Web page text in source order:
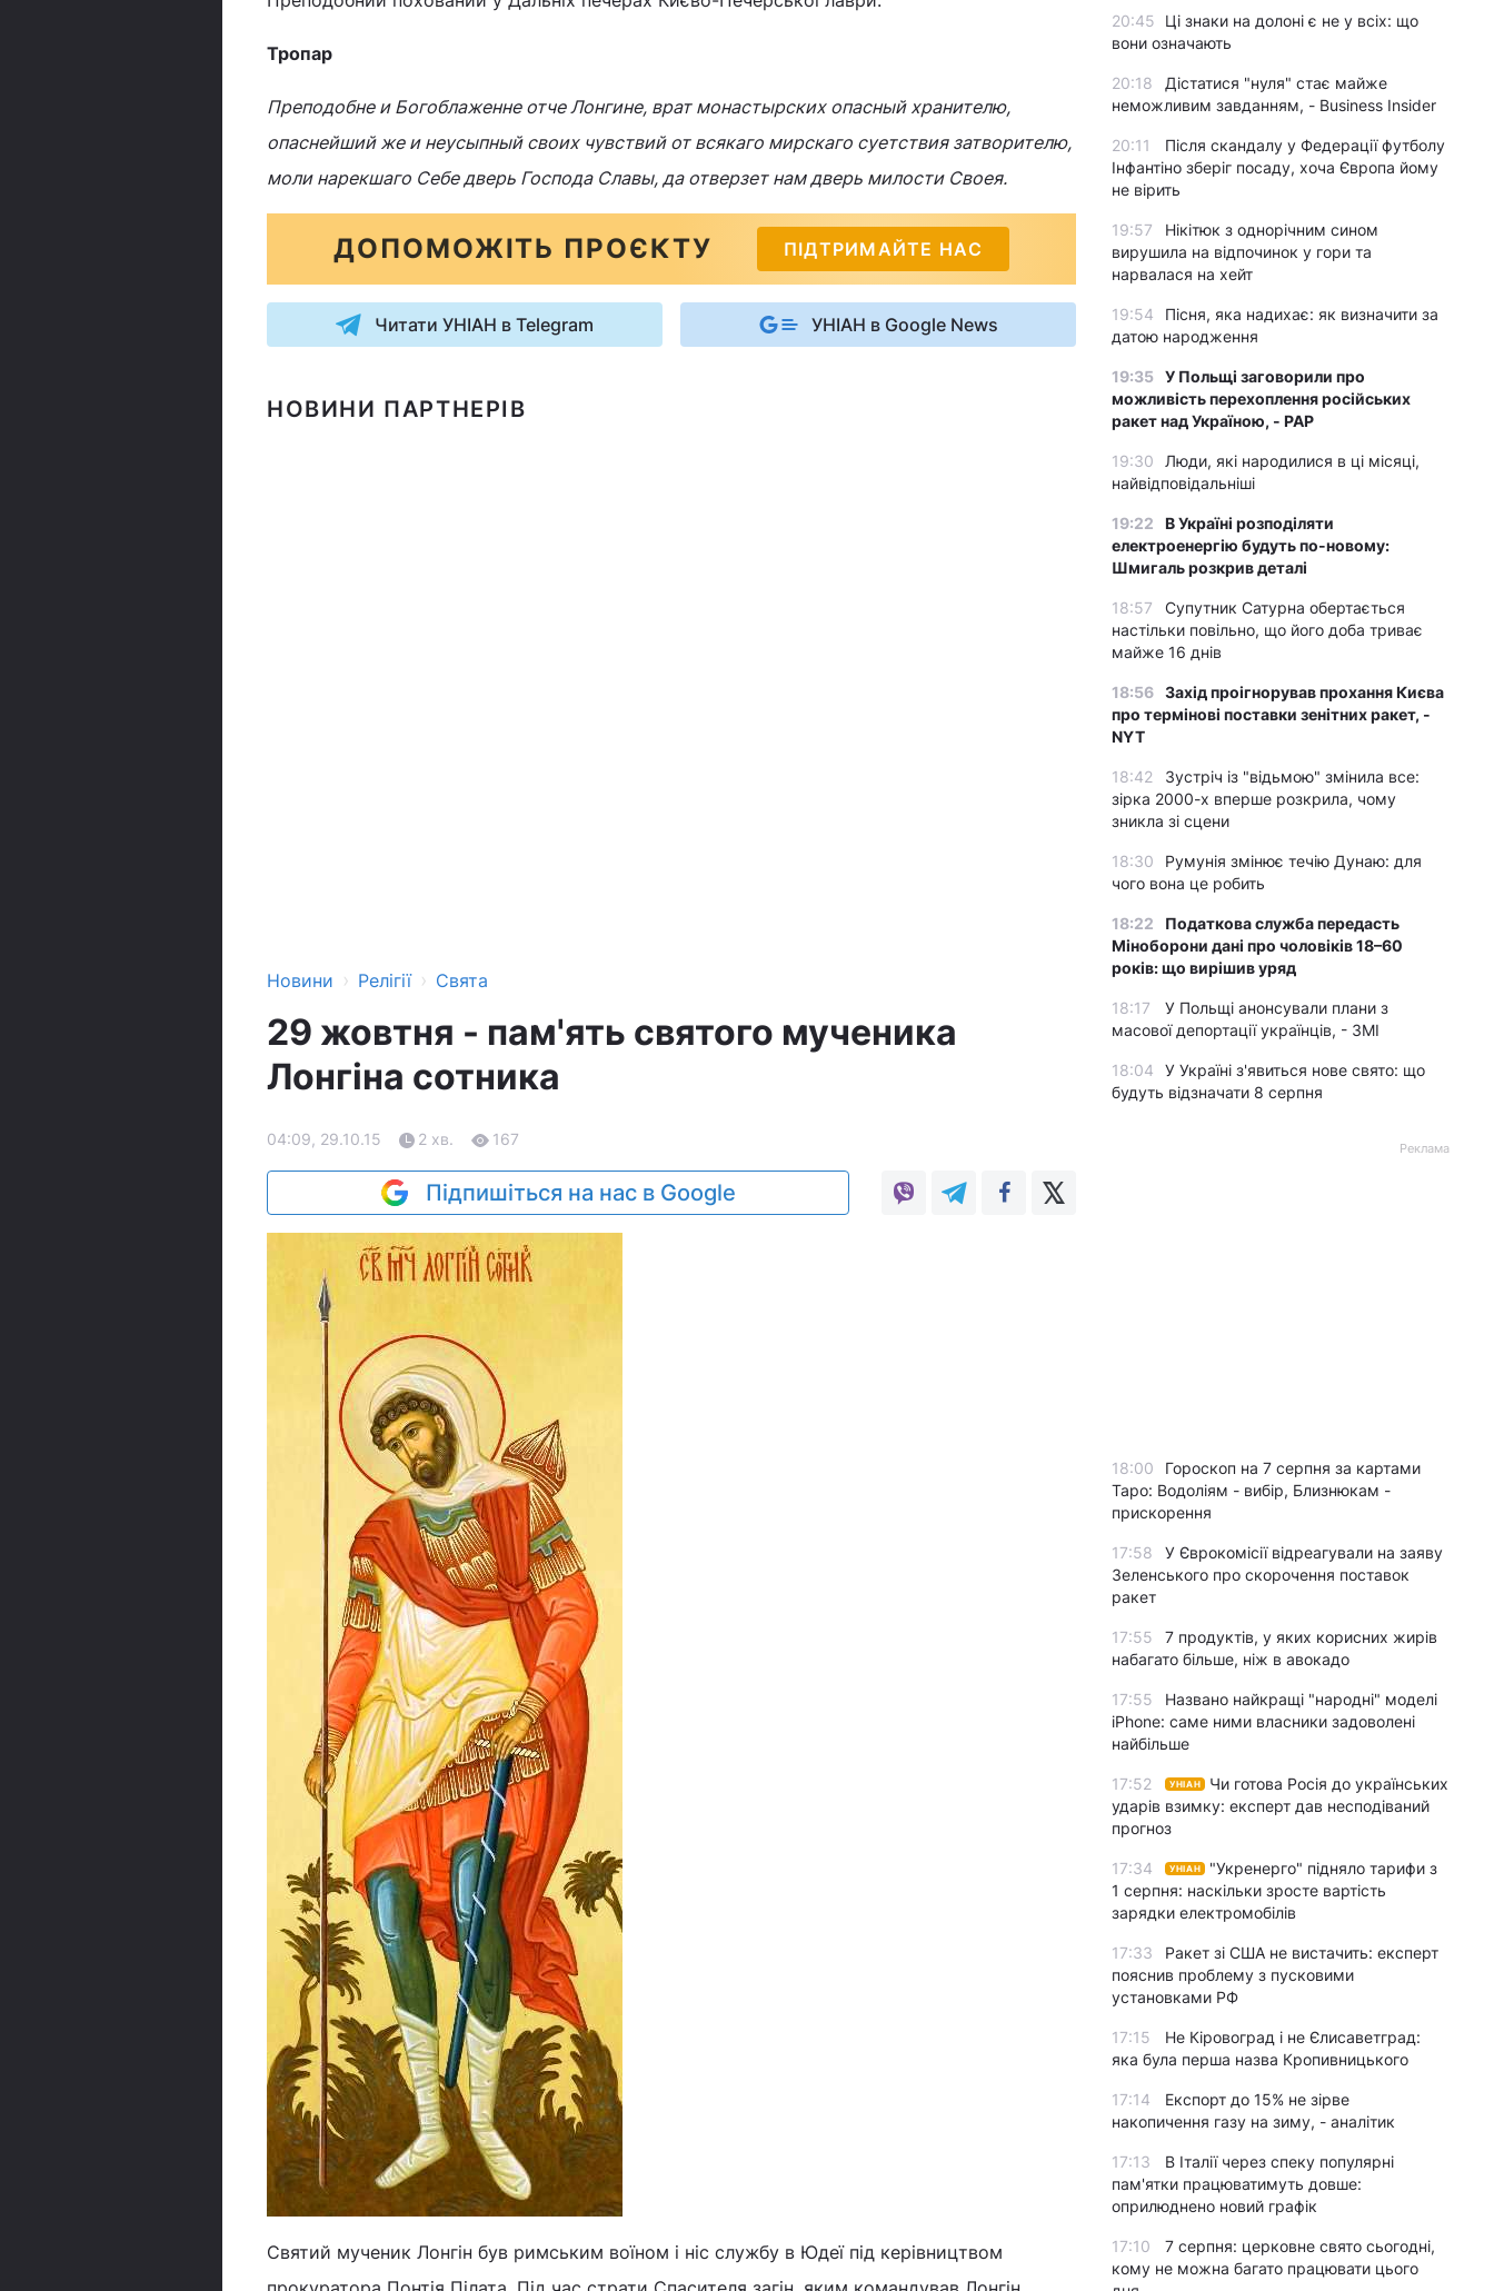
Тропар
Преподобне и Богоблаженне отче Лонгине, врат монастырских опасный хранителю,
опаснейший же и неусыпный своих чувствий от всякаго мирскаго суетствия затворителю,
моли нарекшаго Себе дверь Господа Славы, да отверзет нам дверь милости Своея.
ДОПОМОЖІТЬ ПРОЄКТУ ПІДТРИМАЙТЕ НАС
Читати УНІАН в Telegram УНІАН в Google News
НОВИНИ ПАРТНЕРІВ
Новини › Релігії › Свята
29 жовтня - пам'ять святого мученика
Лонгіна сотника
04:09, 29.10.15 2 хв. 167
Підпишіться на нас в Google
Святий мученик Лонгін був римським воїном і ніс службу в Юдеї під керівництвом
20:45
Ці знаки на долоні є не у всіх: що
вони означають
20:18
Дістатися "нуля" стає майже
неможливим завданням, - Business Insider
20:11
Після скандалу у Федерації футболу
Інфантіно зберіг посаду, хоча Європа йому
не вірить
19:57
Нікітюк з однорічним сином
вирушила на відпочинок у гори та
нарвалася на хейт
19:54
Пісня, яка надихає: як визначити за
датою народження
19:35 У Польщі заговорили про
можливість перехоплення російських
ракет над Україною, - PAP
19:30
Люди, які народилися в ці місяці,
найвідповідальніші
19:22
В Україні розподіляти
електроенергію будуть по-новому:
Шмигаль розкрив деталі
18:57
Супутник Сатурна обертається
настільки повільно, що його доба триває
майже 16 днів
18:56 Захід проігнорував прохання Києва
про термінові поставки зенітних ракет, -
NYT
18:42
Зустріч із "відьмою" змінила все:
зірка 2000-х вперше розкрила, чому
зникла зі сцени
18:30
Румунія змінює течію Дунаю: для
чого вона це робить
18:22
Податкова служба передасть
Міноборони дані про чоловіків 18–60
років: що вирішив уряд
18:17
У Польщі анонсували плани з
масової депортації українців, - ЗМІ
18:04
У Україні з'явиться нове свято: що
будуть відзначати 8 серпня
Реклама
18:00
Гороскоп на 7 серпня за картами
Таро: Водоліям - вибір, Близнюкам -
прискорення
17:58
У Єврокомісії відреагували на заяву
Зеленського про скорочення поставок
ракет
17:55
7 продуктів, у яких корисних жирів
набагато більше, ніж в авокадо
17:55
Названо найкращі "народні" моделі
iPhone: саме ними власники задоволені
найбільше
17:52 УНІАН
Чи готова Росія до українських
ударів взимку: експерт дав несподіваний
прогноз
17:34 УНІАН
"Укренерго" підняло тарифи з
1 серпня: наскільки зросте вартість
зарядки електромобілів
17:33
Ракет зі США не вистачить: експерт
пояснив проблему з пусковими
установками РФ
17:15
Не Кіровоград і не Єлисаветград:
яка була перша назва Кропивницького
17:14
Експорт до 15% не зірве
накопичення газу на зиму, - аналітик
17:13
В Італії через спеку популярні
пам'ятки працюватимуть довше:
оприлюднено новий графік
17:10
7 серпня: церковне свято сьогодні,
кому не можна багато працювати цього